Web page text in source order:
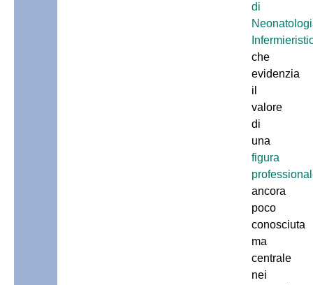
di
che
evidenzia
il
valore
di
una
figura
ancora
poco
conosciuta
ma
centrale
nei